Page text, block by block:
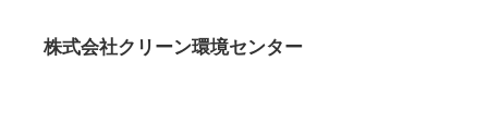
株式会社クリーン環境センター